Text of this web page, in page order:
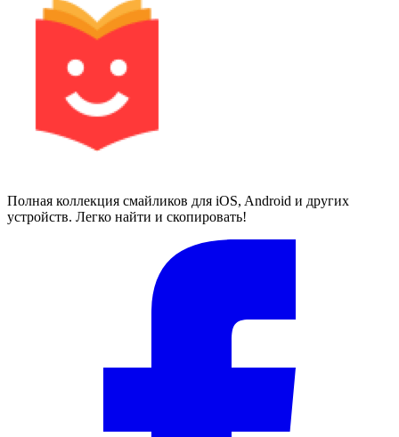
Полная коллекция смайликов для iOS, Android и других
устройств. Легко найти и скопировать!